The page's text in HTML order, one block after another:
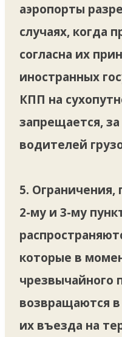
аэропорты
случаях, когда
согласна их
иностранных
КПП на
запрещается,
водителей
5.
2-му и 3-му
которые в
чрезвычайного
возвращаются
их въезда на